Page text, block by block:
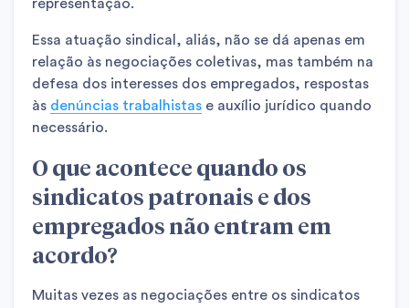
representação.
Essa atuação sindical, aliás, não se dá apenas em
relação às negociações coletivas, mas também na
defesa dos interesses dos empregados, respostas
às denúncias trabalhistas e auxílio jurídico quando
necessário.
O que acontece quando os
sindicatos patronais e dos
empregados não entram em
acordo?
Muitas vezes as negociações entre os sindicatos